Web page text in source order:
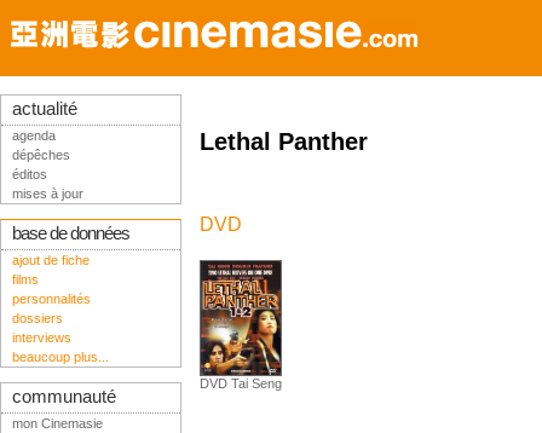
Lethal Panther
DVD
DVD Tai Seng
actualité
agenda
dépêches
éditos
mises à jour
base de données
ajout de fiche
films
personnalités
dossiers
interviews
beaucoup plus...
communauté
mon Cinemasie